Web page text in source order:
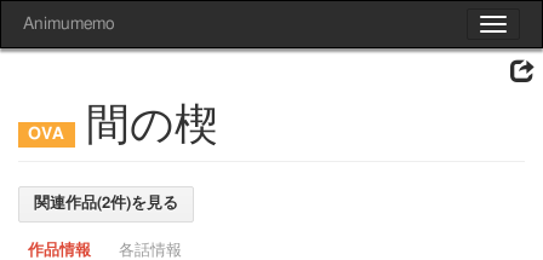
Toggle
Animumemo
間の楔
関連作品(2件)を見る
作品情報 各話情報